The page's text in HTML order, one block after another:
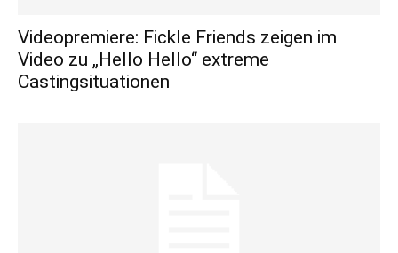
Videopremiere: Fickle Friends zeigen im
Video zu „Hello Hello“ extreme
Castingsituationen